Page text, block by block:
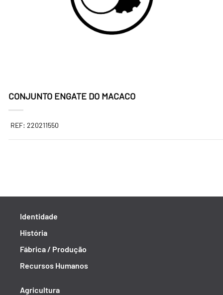
CONJUNTO ENGATE DO MACACO
REF: 220211550
Identidade
História
Fábrica / Produção
Recursos Humanos
Agricultura